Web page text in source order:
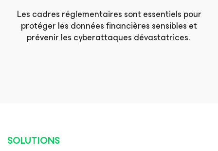
Les cadres réglementaires sont essentiels pour
protéger les données financières sensibles et
prévenir les cyberattaques dévastatrices.
SOLUTIONS